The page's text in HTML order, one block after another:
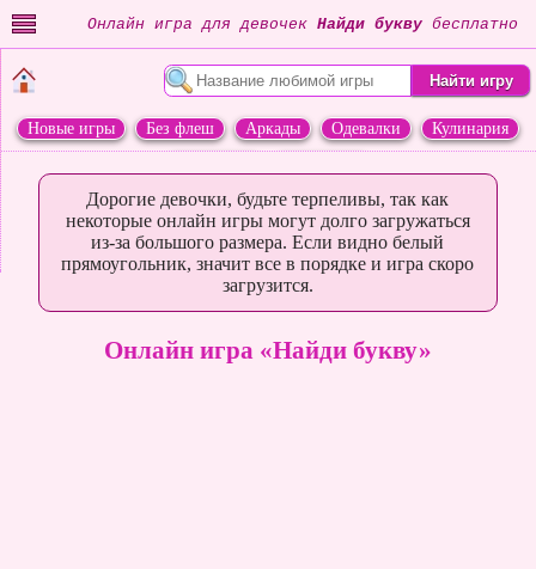
Онлайн игра для девочек Найди букву бесплатно
Новые игры Без флеш Аркады Одевалки
Кулинария
Дорогие девочки, будьте терпеливы, так как
некоторые онлайн игры могут долго загружаться
из-за большого размера. Если видно белый
прямоугольник, значит все в порядке и игра скоро
загрузится.
Онлайн игра «Найди букву»